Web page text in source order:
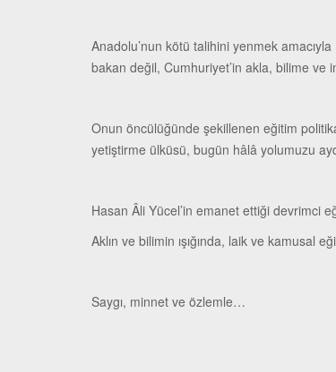
Anadolu’nun kötü talihini yenmek
bakan değil, Cumhuriyet’in akla, bilime ve
Onun öncülüğünde şekillenen eğitim
yetiştirme ülküsü, bugün hâlâ yolumuzu
Hasan Âli Yücel’in emanet ettiği devrimci
Aklın ve bilimin ışığında, laik ve kamusal
Saygı, minnet ve özlemle…